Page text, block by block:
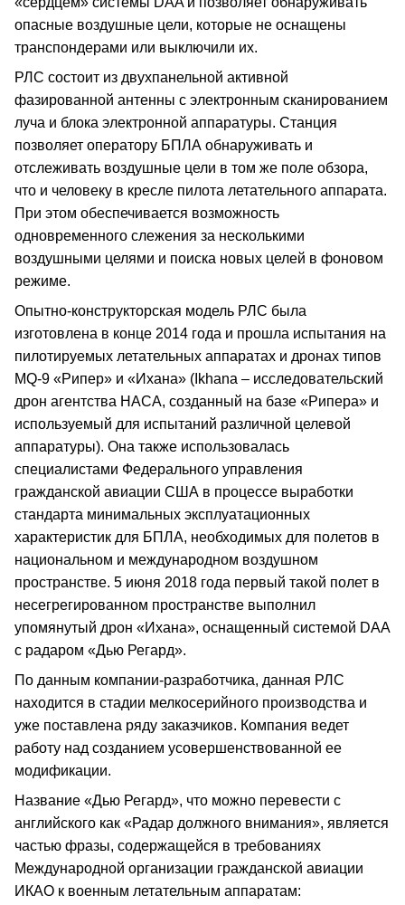
опасные воздушные цели, которые не оснащены
транспондерами или выключили их.
РЛС состоит из двухпанельной активной
фазированной антенны с электронным сканированием
луча и блока электронной аппаратуры. Станция
позволяет оператору БПЛА обнаруживать и
отслеживать воздушные цели в том же поле обзора,
что и человеку в кресле пилота летательного аппарата.
При этом обеспечивается возможность
одновременного слежения за несколькими
воздушными целями и поиска новых целей в фоновом
режиме.
Опытно-конструкторская модель РЛС была
изготовлена в конце 2014 года и прошла испытания на
пилотируемых летательных аппаратах и дронах типов
MQ-9 «Рипер» и «Ихана» (Ikhana – исследовательский
дрон агентства НАСА, созданный на базе «Рипера» и
используемый для испытаний различной целевой
аппаратуры). Она также использовалась
специалистами Федерального управления
гражданской авиации США в процессе выработки
стандарта минимальных эксплуатационных
характеристик для БПЛА, необходимых для полетов в
национальном и международном воздушном
пространстве. 5 июня 2018 года первый такой полет в
несегрегированном пространстве выполнил
упомянутый дрон «Ихана», оснащенный системой DAA
с радаром «Дью Регард».
По данным компании-разработчика, данная РЛС
находится в стадии мелкосерийного производства и
уже поставлена ряду заказчиков. Компания ведет
работу над созданием усовершенствованной ее
модификации.
Название «Дью Регард», что можно перевести с
английского как «Радар должного внимания», является
частью фразы, содержащейся в требованиях
Международной организации гражданской авиации
ИКАО к военным летательным аппаратам: